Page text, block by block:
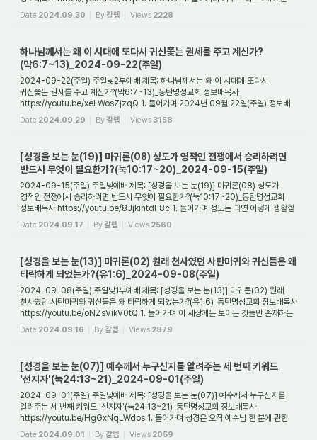
과연 언제 다시 오실까? ...
Date 2024.09.30 By갈렙 Views 2228
하나님께서는 왜 이 시대에 또다시 귀신쫓는 권세를 주고 계신가?
(막6:7~13)_2024-09-22(주일)
2024-09-22(주일) 주일낮2부예배 제목: 하나님께서는 왜 이 시대에 또다시
귀신쫓는 권세를 주고 계신가?(막6:7~13)_동탄명성교회 정보배목사
https://youtu.be/xeLWosZjzqQ 1. 들어가며 2024년 09월 22일(주일) 정보배
목사
Date 2024.09.29 By갈렙 Views3158
[성경을 보는 눈(19)] 마귀론(08) 성도가 영적인 전쟁에서 승리하려면
반드시 무엇이 필요한가?(눅10:17~20)_2024-09-15(주일)
2024-09-15(주일) 주일낮예배 제목: [성경을 보는 눈(19)] 마귀론(08) 성도가
영적인 전쟁에서 승리하려면 반드시 무엇이 필요한가?(눅10:17~20)_동탄명성교회
정보배목사 https://youtu.be/8JjkihtdF8c 1. 들어가며 성도는 과연 어떻게 생활할
때에 신앙생활...
Date 2024.09.17 By갈렙 Views 2560
[성경을 보는 눈(13)] 마귀론(02) 원래 천사였던 사탄마귀와 귀신들은 왜
타락하게 되었는가?(유1:6)_2024-09-08(주일)
2024-09-08(주일) 주일낮1부예배 제목: [성경을 보는 눈(13)] 마귀론(02) 원래
천사였던 사탄마귀와 귀신들은 왜 타락하게 되었는가?(유1:6)_동탄명성교회 정보배목사
https://youtu.be/oNZsVikV0tQ 1. 들어가며 이 세상에는 보이는 것들만 존재하는
것이 아니...
Date 2024.09.16 By갈렙 Views 2879
[성경을 보는 눈(07)] 예수께서 누구신지를 알려주는 세 번째 키워드
'선지자'(눅24:13~21)_2024-09-01(주일)
2024-09-01(주일) 주일낮예배 제목: [성경을 보는 눈(07)] 예수께서 누구신지를
알려주는 세 번째 키워드 '선지자'(눅24:13~21)_동탄명성교회 정보배목사
https://youtu.be/HgGxNqLWdos 1. 들어가며 성경은 오직 예수님 한 분에 관한
기록이라고 할 수 있다. ...
Date 2024.09.01 By갈렙 Views 2059